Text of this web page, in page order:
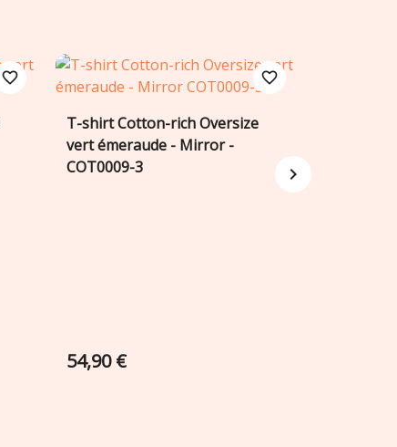
favorite_border
Ajouter au panier
favorite_border
T-shirt Cotton-rich Oversize
vert émeraude - Mirror -
COT0009-3
54,90 €